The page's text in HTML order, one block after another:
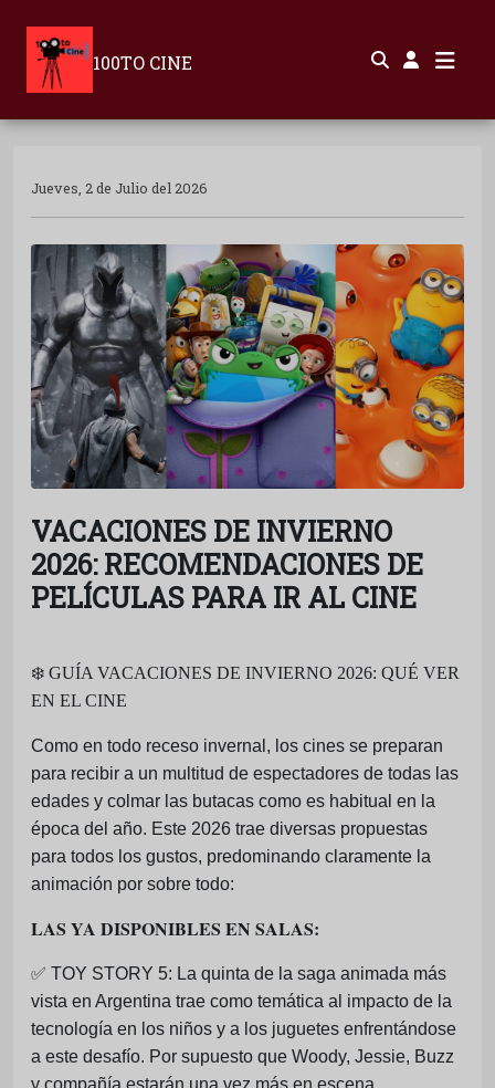
100TO CINE
Jueves, 2 de Julio del 2026
VACACIONES DE INVIERNO
2026: RECOMENDACIONES DE
PELÍCULAS PARA IR AL CINE
❄️ GUÍA VACACIONES DE INVIERNO 2026: QUÉ VER
EN EL CINE
Como en todo receso invernal, los cines se preparan
para recibir a un multitud de espectadores de todas las
edades y colmar las butacas como es habitual en la
época del año. Este 2026 trae diversas propuestas
para todos los gustos, predominando claramente la
animación por sobre todo:
LAS YA DISPONIBLES EN SALAS:
✅ TOY STORY 5: La quinta de la saga animada más
vista en Argentina trae como temática al impacto de la
tecnología en los niños y a los juguetes enfrentándose
a este desafío. Por supuesto que Woody, Jessie, Buzz
y compañía estarán una vez más en escena.